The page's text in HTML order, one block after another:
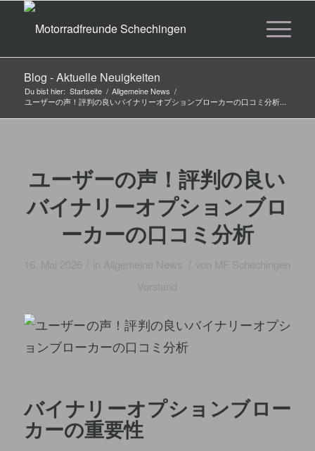
Blog - Aktuelle Neuigkeiten
Du bist hier: Startseite / Allgemeine News /
ユーザーの声！評判の良いバイナリーオプションブローカーの口コミ分析...
ユーザーの声！評判の良い
バイナリーオプションブロ
ーカーの口コミ分析
in Allgemeine News von
MF Schechingen
Vorstand
バイナリーオプションブロー
カーの重要性